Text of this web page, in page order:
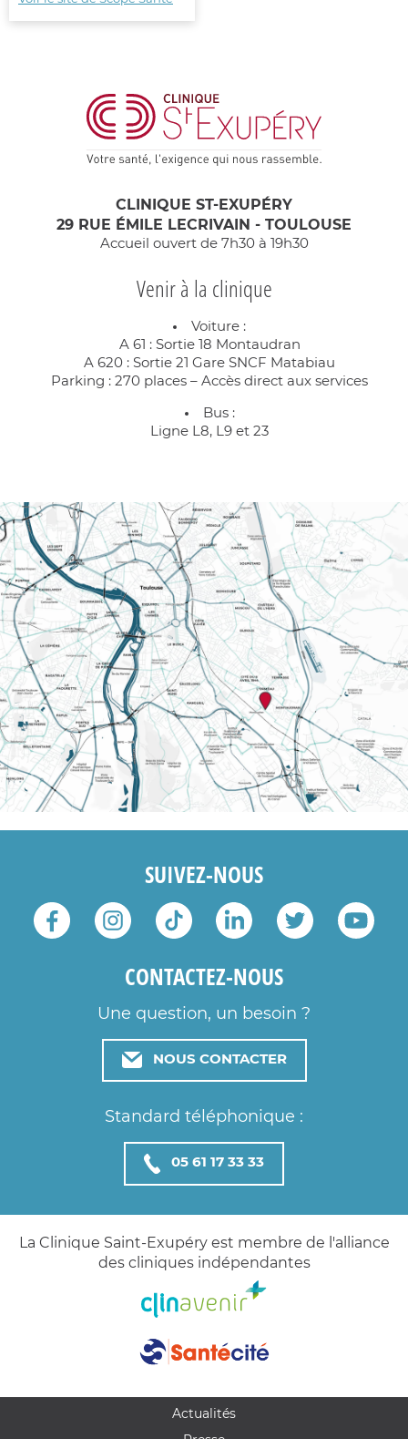
CLINIQUE ST-EXUPÉRY
29 RUE ÉMILE LECRIVAIN - TOULOUSE
Accueil ouvert de 7h30 à 19h30
Venir à la clinique
Voiture :
A 61 : Sortie 18 Montaudran
A 620 : Sortie 21 Gare SNCF Matabiau
Parking : 270 places – Accès direct aux services
Bus :
Ligne L8, L9 et 23
SUIVEZ-NOUS
CONTACTEZ-NOUS
Une question, un besoin ?
NOUS CONTACTER
Standard téléphonique :
05 61 17 33 33
La Clinique Saint-Exupéry est membre de l'alliance
des cliniques indépendantes
Actualités